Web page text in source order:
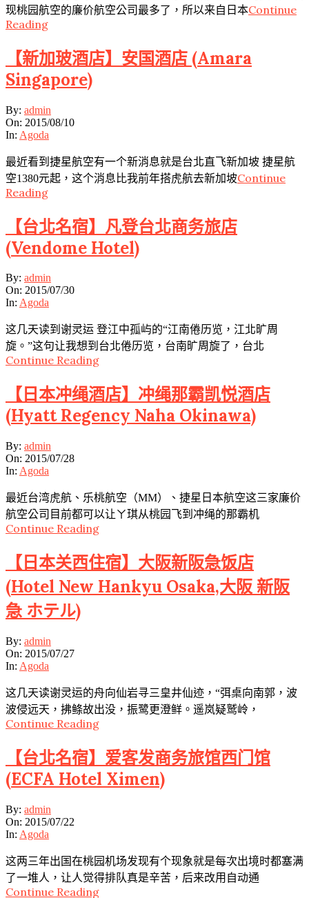
现桃园航空的廉价航空公司最多了，所以来自日本Continue
Reading
【新加玻酒店】安国酒店 (Amara
Singapore)
2015-
08-
10
By: admin
On: 2015/08/10
In: Agoda
最近看到捷星航空有一个新消息就是台北直飞新加坡 捷星航
空1380元起，这个消息比我前年搭虎航去新加坡Continue
Reading
【台北名宿】凡登台北商务旅店
(Vendome Hotel)
2015-
07-
30
By: admin
On: 2015/07/30
In: Agoda
这几天读到谢灵运 登江中孤屿的“江南倦历览，江北旷周
旋。”这句让我想到台北倦历览，台南旷周旋了，台北
Continue Reading
【日本冲绳酒店】冲绳那霸凯悦酒店
(Hyatt Regency Naha Okinawa)
2015-
07-
28
By: admin
On: 2015/07/28
In: Agoda
最近台湾虎航、乐桃航空（MM）、捷星日本航空这三家廉价
航空公司目前都可以让ㄚ琪从桃园飞到冲绳的那霸机
Continue Reading
【日本关西住宿】大阪新阪急饭店
(Hotel New Hankyu Osaka,大阪 新阪
急 ホテル)
2015-
07-
27
By: admin
On: 2015/07/27
In: Agoda
这几天读谢灵运的舟向仙岩寻三皇井仙迹，“弭桌向南郭，波
波侵远天，拂鲦故出没，振鹭更澄鲜。遥岚疑鹫岭，
Continue Reading
【台北名宿】爱客发商务旅馆西门馆
(ECFA Hotel Ximen)
2015-
07-
22
By: admin
On: 2015/07/22
In: Agoda
这两三年出国在桃园机场发现有个现象就是每次出境时都塞满
了一堆人，让人觉得排队真是辛苦，后来改用自动通
Continue Reading